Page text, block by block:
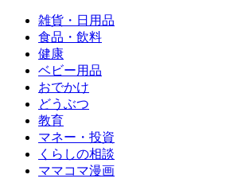
雑貨・日用品
食品・飲料
健康
ベビー用品
おでかけ
どうぶつ
教育
マネー・投資
くらしの相談
ママコマ漫画